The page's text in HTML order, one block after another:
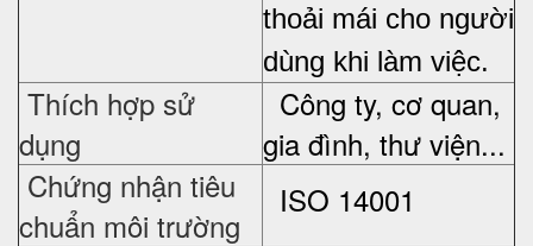
thoải mái cho người
dùng khi làm việc.
Thích hợp sử
dụng
Công ty, cơ quan,
gia đình, thư viện...
Chứng nhận tiêu
chuẩn môi trường
ISO 14001